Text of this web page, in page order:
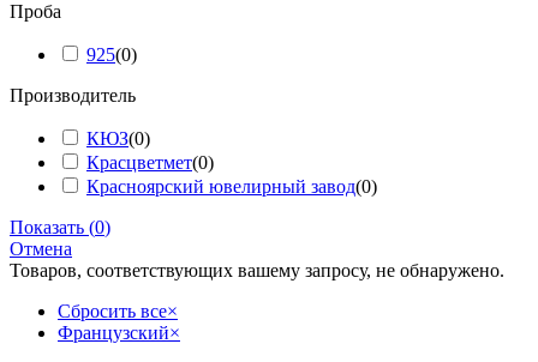
Проба
925(0)
Производитель
КЮЗ(0)
Красцветмет(0)
Красноярский ювелирный завод(0)
Показать (0)
Отмена
Товаров, соответствующих вашему запросу, не обнаружено.
Сбросить все×
Французский×